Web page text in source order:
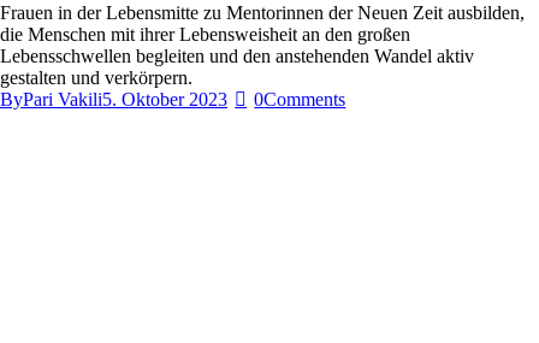
Frauen in der Lebensmitte zu Mentorinnen der Neuen Zeit ausbilden,
die Menschen mit ihrer Lebensweisheit an den großen
Lebensschwellen begleiten und den anstehenden Wandel aktiv
gestalten und verkörpern.
ByPari Vakili5. Oktober 2023 0Comments